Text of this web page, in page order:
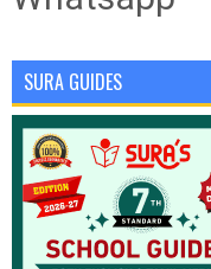
SURA GUIDES